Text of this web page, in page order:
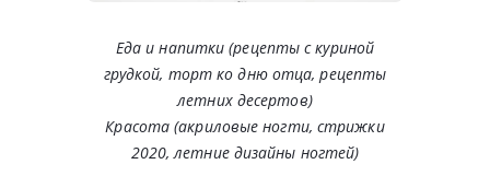
Еда и напитки (рецепты с куриной
грудкой, торт ко дню отца, рецепты
летних десертов)
Красота (акриловые ногти, стрижки
2020, летние дизайны ногтей)